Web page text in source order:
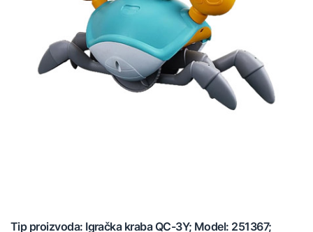
Tip proizvoda: Igračka kraba QC-3Y; Model: 251367;